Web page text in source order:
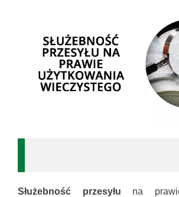
Służebność przesyłu na